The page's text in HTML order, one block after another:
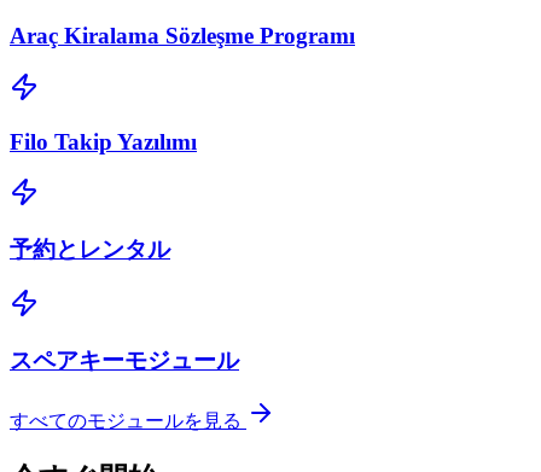
Araç Kiralama Sözleşme Programı
Filo Takip Yazılımı
予約とレンタル
スペアキーモジュール
すべてのモジュールを見る